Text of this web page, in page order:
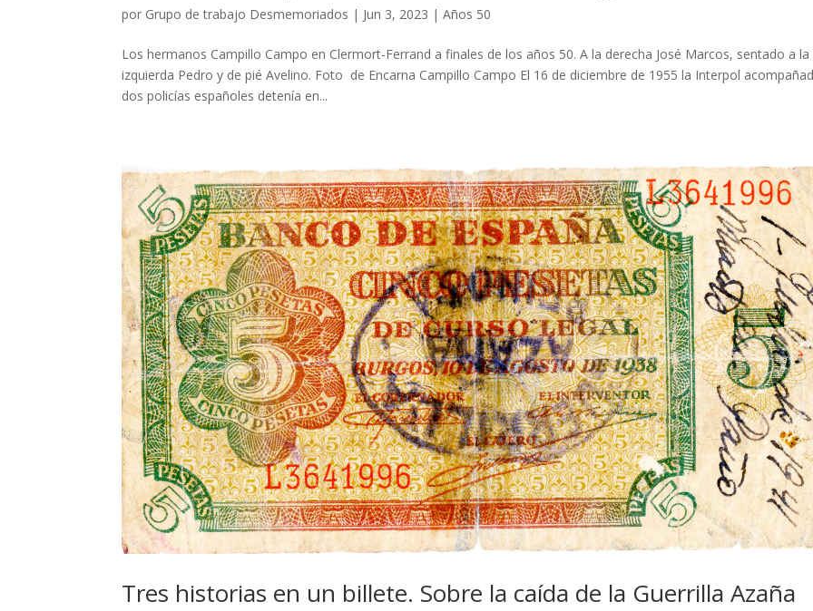
por Grupo de trabajo Desmemoriados | Jun 3, 2023 |Años 50
Los hermanos Campillo Campo en Clermort-Ferrand a finales de los años 50. A la derecha José Marcos, sentado a la
izquierda Pedro y de pié Avelino. Foto de Encarna Campillo Campo El 16 de diciembre de 1955 la Interpol
dos policías españoles detenía en...
Tres historias en un billete. Sobre la caída de la Guerrilla Azaña